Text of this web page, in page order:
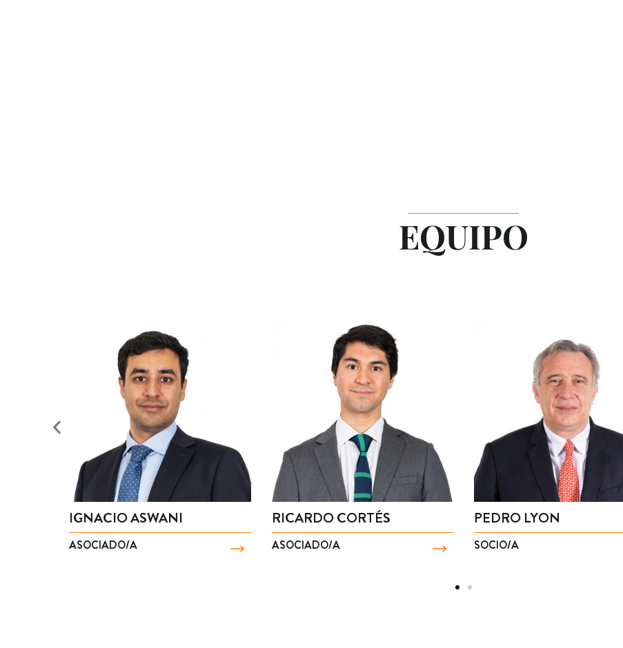
EQUIPO
SEBASTIÁN MANZUR
ASOCIADO/A
BENJAMÍN PÉREZ
SOCIO/A
MARÍA PAZ PULGAR
SOCIO/A